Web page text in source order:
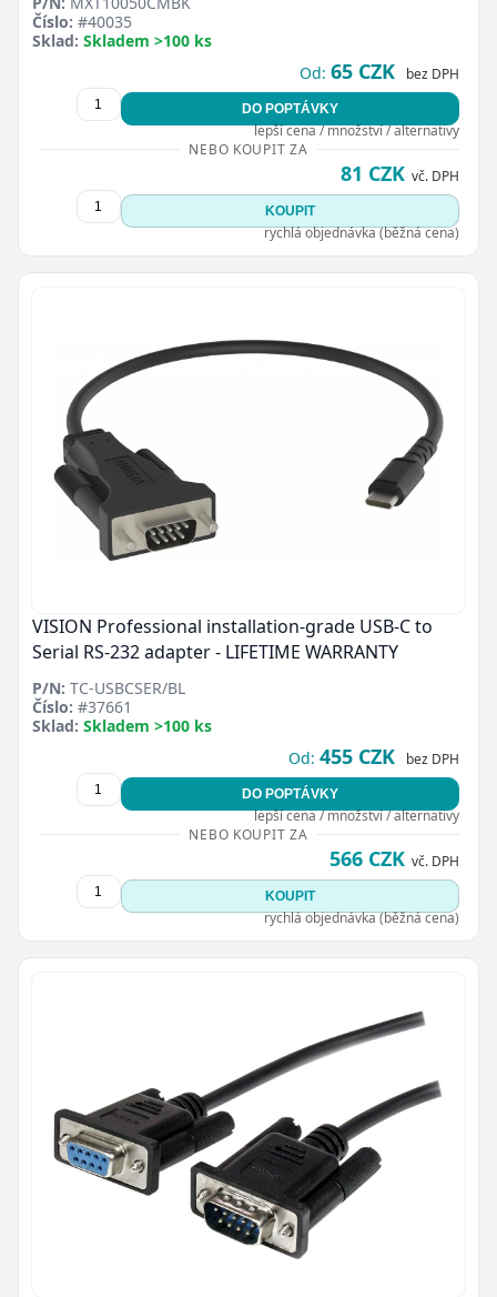
Číslo: #40035
Sklad: Skladem >100 ks
Od: 65 CZK bez DPH
DO POPTÁVKY
lepší cena / množství / alternativy
NEBO KOUPIT ZA
81 CZK vč. DPH
KOUPIT
rychlá objednávka (běžná cena)
VISION Professional installation-grade USB-C to
Serial RS-232 adapter - LIFETIME WARRANTY
P/N: TC-USBCSER/BL
Číslo: #37661
Sklad: Skladem >100 ks
Od: 455 CZK bez DPH
DO POPTÁVKY
lepší cena / množství / alternativy
NEBO KOUPIT ZA
566 CZK vč. DPH
KOUPIT
rychlá objednávka (běžná cena)